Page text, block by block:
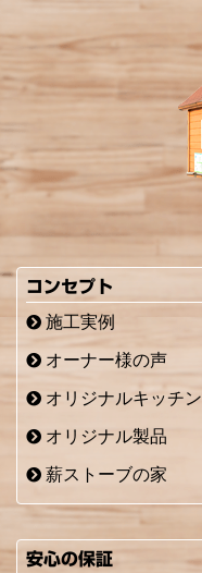
コンセプト
施工実例
オーナー様の声
オリジナルキッチン
オリジナル製品
薪ストーブの家
安心の保証